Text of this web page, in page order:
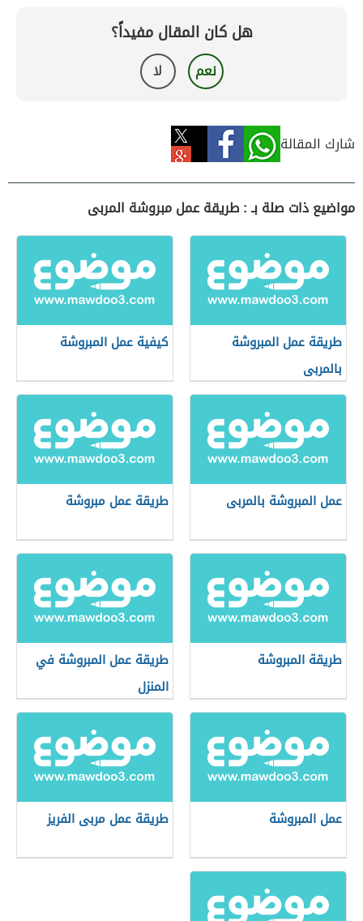
هل كان المقال مفيداً؟
نعم لا
شارك المقالة
مواضيع ذات صلة بـ : طريقة عمل مبروشة المربى
طريقة عمل المبروشة
بالمربى
كيفية عمل المبروشة
عمل المبروشة بالمربى طريقة عمل مبروشة
طريقة المبروشة
طريقة عمل المبروشة في
المنزل
عمل المبروشة طريقة عمل مربى الفريز